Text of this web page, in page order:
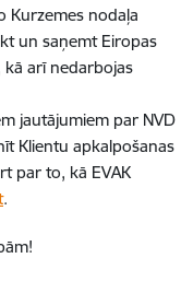
Kurzemes nodaļa
un saņemt Eiropas
kā arī nedarbojas
jautājumiem par NVD
Klientu apkalpošanas
par to, kā EVAK
.